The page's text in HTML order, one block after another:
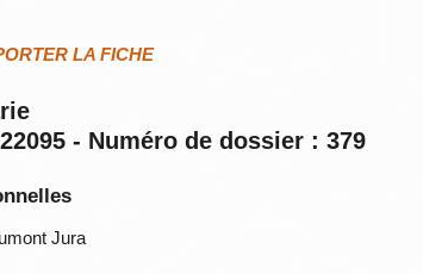
LA FICHE
- Numéro de dossier : 379
Jura